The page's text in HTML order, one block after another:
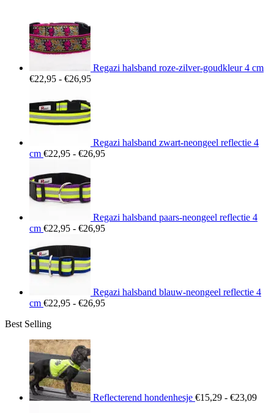
Regazi halsband roze-zilver-goudkleur 4 cm
€22,95 - €26,95Prijsklasse:
Regazi halsband zwart-neongeel reflectie 4
cm €22,95 - €26,95Prijsklasse:
Regazi halsband paars-neongeel reflectie 4
cm €22,95 - €26,95Prijsklasse:
Regazi halsband blauw-neongeel reflectie 4
cm €22,95 - €26,95Prijsklasse:
Best Selling
Reflecterend hondenhesje €15,29 - €23,09